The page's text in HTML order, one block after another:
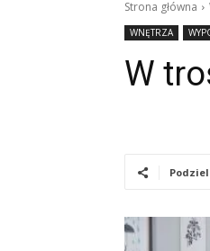
Strona główna
WNĘTRZA
W